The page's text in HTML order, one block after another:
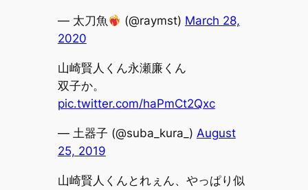
— 太刀魚 (@raymst) March 28,
2020
山崎賢人くん永瀬廉くん
双子か。
pic.twitter.com/haPmCt2Qxc
— 土器子 (@suba_kura_) August
25, 2019
山崎賢人くんとれぇん、やっぱり似